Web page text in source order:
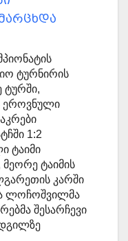
ტურნირის
ტურში,
ეროვნული
1:2
ტაიმი
ტაიმის
კარში
ლოჩოშვილმა
შესარჩევი